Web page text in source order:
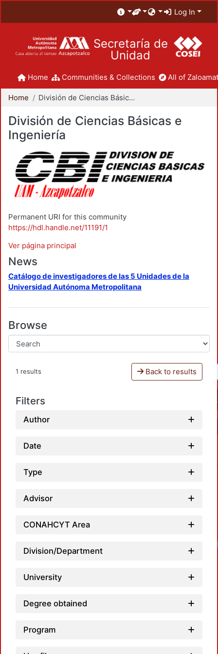
Log In
Secretaría de
Unidad
Home Communities & Collections All of
Home División de Ciencias Básicas e Ingeniería
División de Ciencias Básicas e
Ingeniería
Permanent URI for this community
https://hdl.handle.net/11191/1
Ver página principal
News
Catálogo de investigadores de las 5 Unidades de la
Universidad Autónoma Metropolitana
Browse
1 results Back to results
Filters
Author
Date
Type
Advisor
CONAHCYT Area
Division/Department
University
Degree obtained
Program